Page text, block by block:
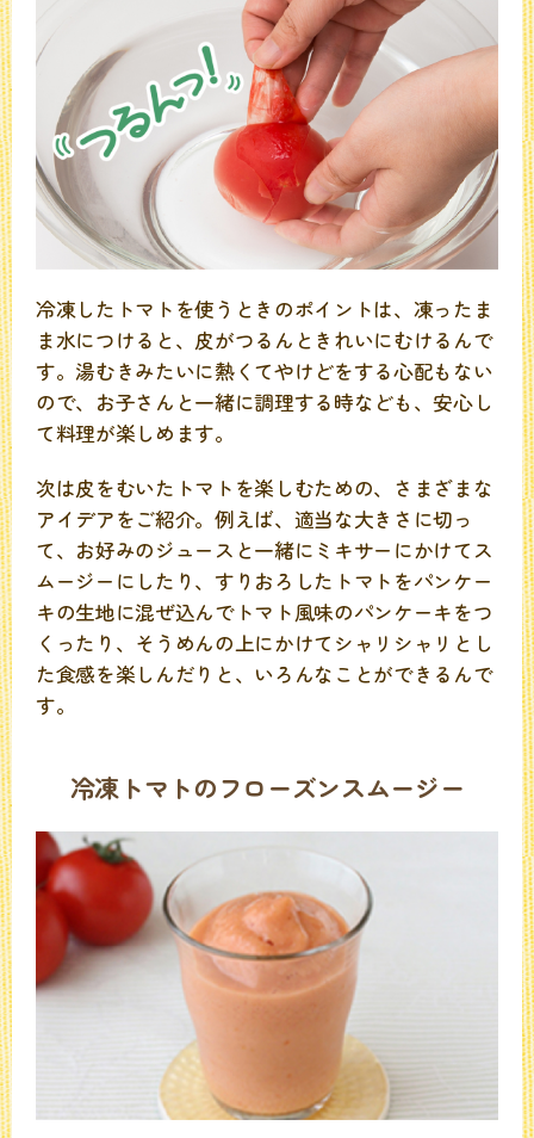
冷凍したトマトを使うときのポイントは、凍ったま
ま水につけると、皮がつるんときれいにむけるんで
す。湯むきみたいに熱くてやけどをする心配もない
ので、お子さんと一緒に調理する時なども、安心し
て料理が楽しめます。
次は皮をむいたトマトを楽しむための、さまざまな
アイデアをご紹介。例えば、適当な大きさに切っ
て、お好みのジュースと一緒にミキサーにかけてス
ムージーにしたり、すりおろしたトマトをパンケー
キの生地に混ぜ込んでトマト風味のパンケーキをつ
くったり、そうめんの上にかけてシャリシャリとし
た食感を楽しんだりと、いろんなことができるんで
す。
冷凍トマトのフローズンスムージー